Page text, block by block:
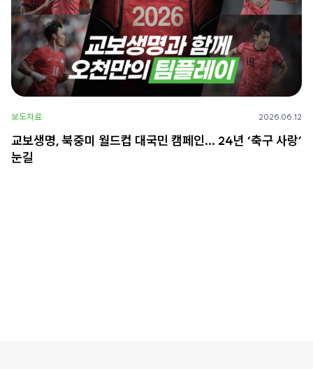
보도자료 2026.06.12
교보생명, 북중미 월드컵 대국민 캠페인… 24년 ‘축구 사랑’
눈길